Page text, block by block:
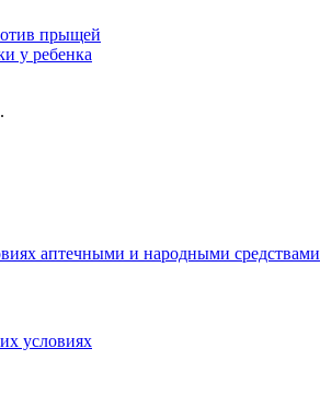
прыщей
у ребенка
аптечными и народными средствами
условиях